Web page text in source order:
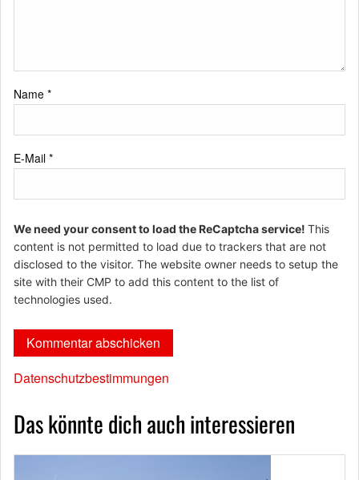
Name *
E-Mail *
We need your consent to load the ReCaptcha service! This
content is not permitted to load due to trackers that are not
disclosed to the visitor. The website owner needs to setup the
site with their CMP to add this content to the list of
technologies used.
Datenschutzbestimmungen
Das könnte dich auch interessieren